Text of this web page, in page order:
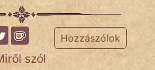
Hozzászólok
szól